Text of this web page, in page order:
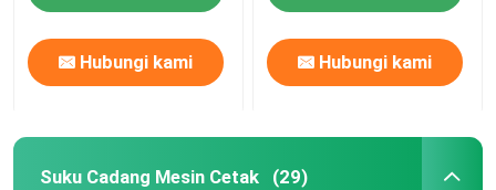
Hubungi kami Hubungi kami
Suku Cadang Mesin Cetak (29)